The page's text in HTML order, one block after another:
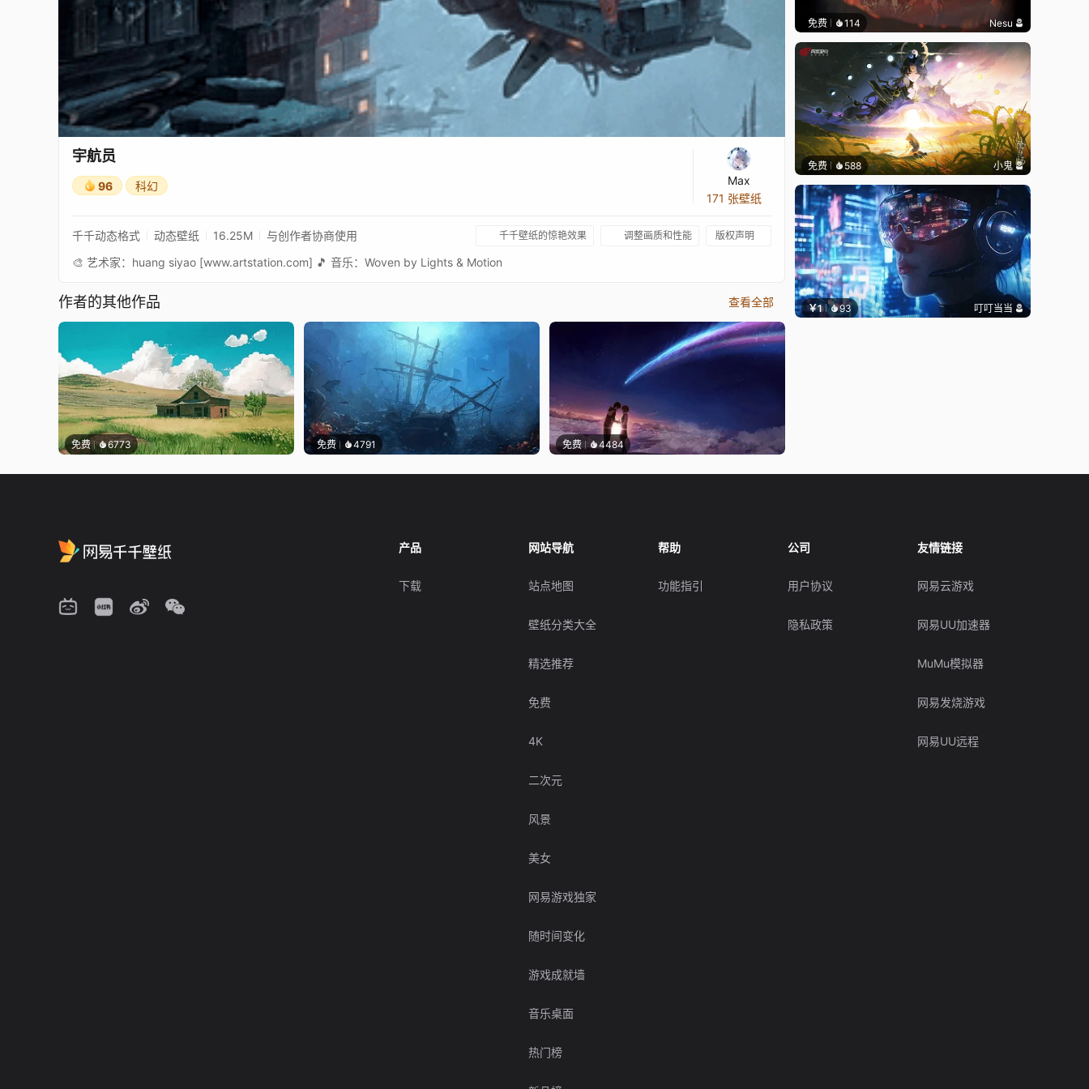
宇航员
96 科幻
Max
171 张壁纸
千千动态格式 动态壁纸 16.25M 与创作者协商使用 千千壁纸的惊艳效果 调整画质和性能 版权声明
🎨 艺术家：huang siyao [www.artstation.com] 🎵 音乐：Woven by Lights & Motion
作者的其他作品 查看全部
免费 6773 免费 4791 免费 4484
免费 114 Nesu
免费 588 小鬼
￥1 93 叮叮当当
产品
下载
网站导航
站点地图
壁纸分类大全
精选推荐
免费
4K
二次元
风景
美女
网易游戏独家
随时间变化
游戏成就墙
音乐桌面
热门榜
帮助
功能指引
公司
用户协议
隐私政策
友情链接
网易云游戏
网易UU加速器
MuMu模拟器
网易发烧游戏
网易UU远程